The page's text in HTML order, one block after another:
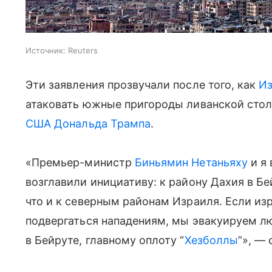
Источник: Reuters
Эти заявления прозвучали после того, как
атаковать южные пригороды ливанской
США Дональда Трампа.
«Премьер-министр Биньямин Нетаньяхуи я
возглавили инициативу: к району Дахия в
что и к северным районам Израиля. Если
подвергаться нападениям, мы эвакуируем
в Бейруте, главному оплоту “Хезболлы”», —